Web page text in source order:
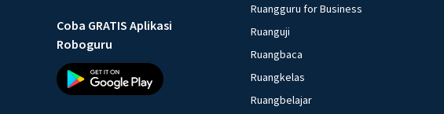
Coba GRATIS Aplikasi
Roboguru
Ruangguru for Business
Ruanguji
Ruangbaca
Ruangkelas
Ruangbelajar